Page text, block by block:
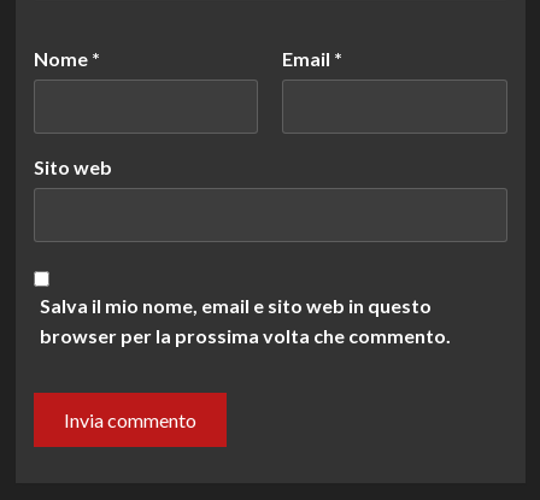
Nome * Email *
Sito web
Salva il mio nome, email e sito web in questo
browser per la prossima volta che commento.